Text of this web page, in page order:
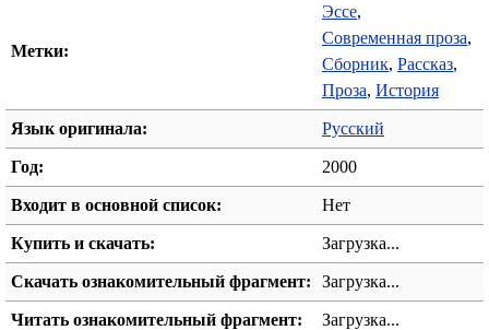
Метки:
Эссе,
Современная проза,
Сборник, Рассказ,
Проза, История
Язык оригинала: Русский
Год: 2000
Входит в основной список: Нет
Купить и скачать: Загрузка...
Скачать ознакомительный фрагмент: Загрузка...
Читать ознакомительный фрагмент: Загрузка...